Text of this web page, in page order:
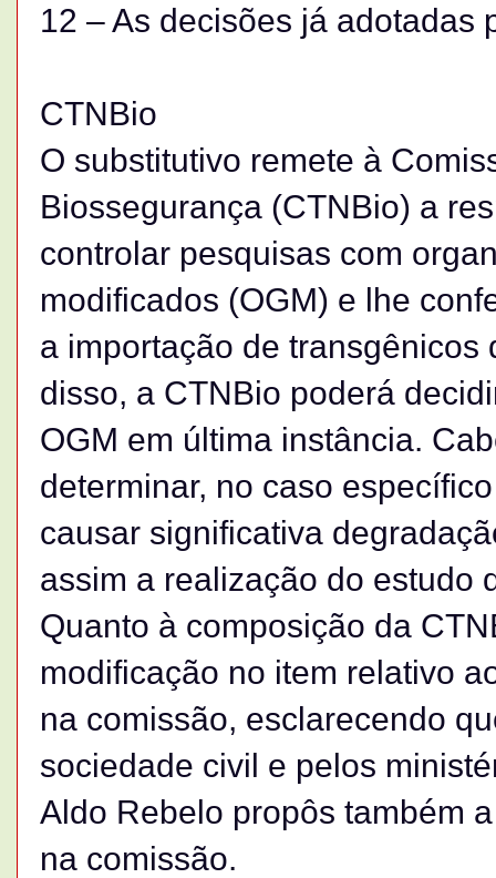
12 – As decisões já adotadas
CTNBio
O substitutivo remete à
Biossegurança (CTNBio) a
controlar pesquisas com
modificados (OGM) e lhe
a importação de transgênicos
disso, a CTNBio poderá
OGM em última instância.
determinar, no caso
causar significativa
assim a realização do estudo
Quanto à composição da
modificação no item relativo
na comissão, esclarecendo
sociedade civil e pelos
Aldo Rebelo propôs também
na comissão.